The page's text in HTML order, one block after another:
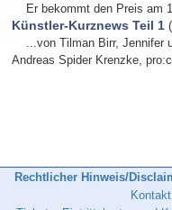
Er bekommt den Preis am
Künstler-Kurznews Teil 1
...von Tilman Birr, Jennifer
Andreas Spider Krenzke,
Rechtlicher Hinweis/
Kontakt